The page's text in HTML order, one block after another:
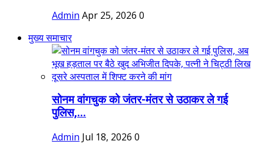
Admin Apr 25, 2026 0
मुख्य समाचार
सोनम वांगचुक को जंतर-मंतर से उठाकर ले गई
पुलिस,...
Admin Jul 18, 2026 0